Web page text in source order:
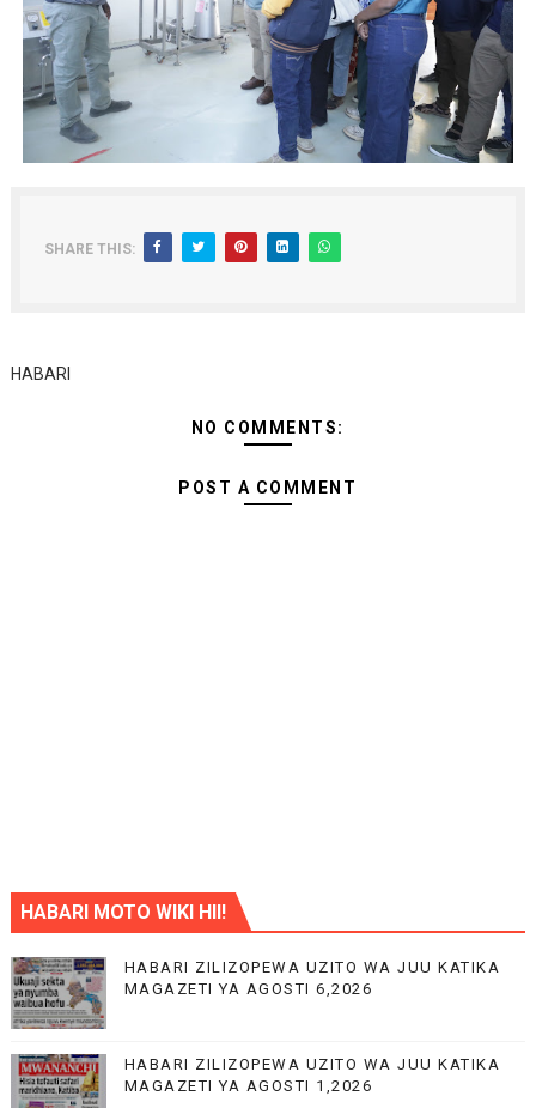
SHARE THIS:
HABARI
NO COMMENTS:
POST A COMMENT
HABARI MOTO WIKI HII!
HABARI ZILIZOPEWA UZITO WA JUU KATIKA
MAGAZETI YA AGOSTI 6,2026
HABARI ZILIZOPEWA UZITO WA JUU KATIKA
MAGAZETI YA AGOSTI 1,2026